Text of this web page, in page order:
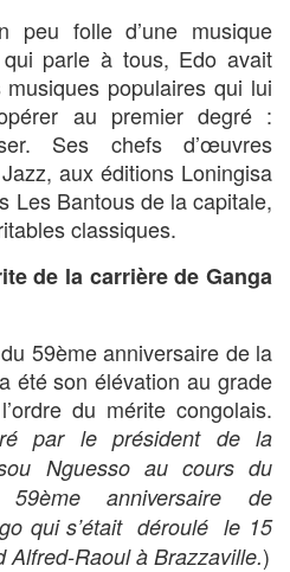
peu folle d’une musique
parle à tous, Edo avait
populaires qui lui
au premier degré :
Ses chefs d’œuvres
aux éditions Loningisa
Les Bantous de la capitale,
classiques.
de la carrière de Ganga
59ème anniversaire de la
été son élévation au grade
du mérite congolais.
par le président de la
Nguesso au cours du
anniversaire de
qui s’était déroulé le 15
Alfred-Raoul à Brazzaville.)